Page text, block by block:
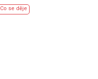
Co se děje